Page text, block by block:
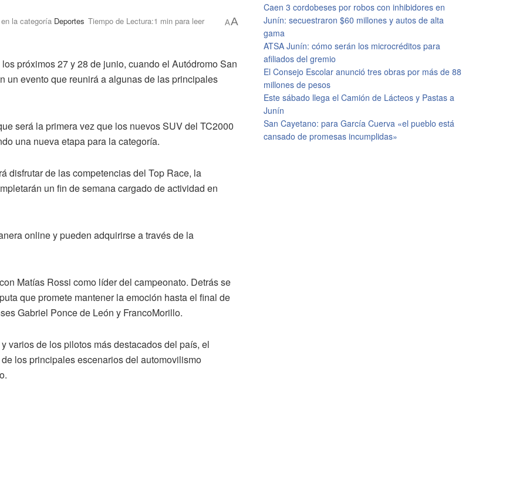
en la categoría Deportes Tiempo de Lectura:1 min para leer AA
próximos 27 y 28 de junio, cuando el Autódromo San
un evento que reunirá a algunas de las principales
será la primera vez que los nuevos SUV del TC2000
una nueva etapa para la categoría.
disfrutar de las competencias del Top Race, la
un fin de semana cargado de actividad en
online y pueden adquirirse a través de la
Matías Rossi como líder del campeonato. Detrás se
que promete mantener la emoción hasta el final de
Gabriel Ponce de León y FrancoMorillo.
varios de los pilotos más destacados del país, el
los principales escenarios del automovilismo
Caen 3 cordobeses por robos con inhibidores en
Junín: secuestraron $60 millones y autos de alta
gama
ATSA Junín: cómo serán los microcréditos para
afiliados del gremio
El Consejo Escolar anunció tres obras por más de 88
millones de pesos
Este sábado llega el Camión de Lácteos y Pastas a
Junín
San Cayetano: para García Cuerva «el pueblo está
cansado de promesas incumplidas»